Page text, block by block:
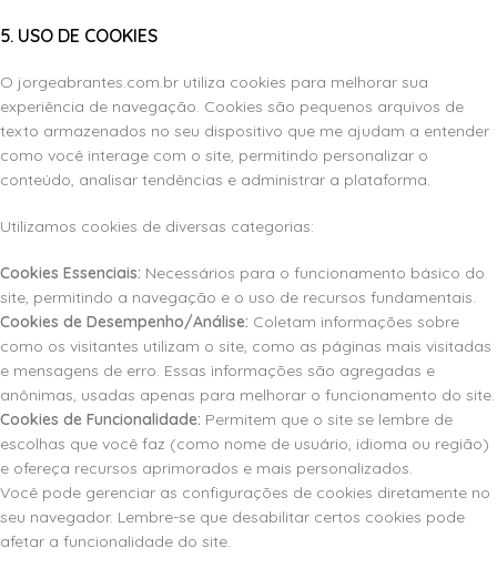
5. USO DE COOKIES
O jorgeabrantes.com.br utiliza cookies para melhorar sua
experiência de navegação. Cookies são pequenos arquivos de
texto armazenados no seu dispositivo que me ajudam a entender
como você interage com o site, permitindo personalizar o
conteúdo, analisar tendências e administrar a plataforma.
Utilizamos cookies de diversas categorias:
Cookies Essenciais: Necessários para o funcionamento básico do
site, permitindo a navegação e o uso de recursos fundamentais.
Cookies de Desempenho/Análise: Coletam informações sobre
como os visitantes utilizam o site, como as páginas mais visitadas
e mensagens de erro. Essas informações são agregadas e
anônimas, usadas apenas para melhorar o funcionamento do site.
Cookies de Funcionalidade: Permitem que o site se lembre de
escolhas que você faz (como nome de usuário, idioma ou região)
e ofereça recursos aprimorados e mais personalizados.
Você pode gerenciar as configurações de cookies diretamente no
seu navegador. Lembre-se que desabilitar certos cookies pode
afetar a funcionalidade do site.